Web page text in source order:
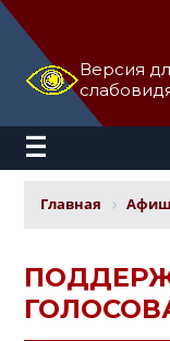
Версия
Главная